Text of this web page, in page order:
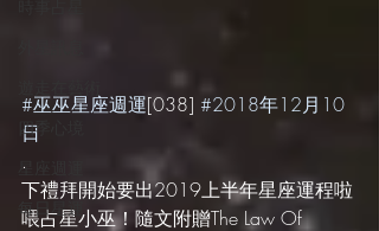
四季心境
星座週運
每日星運
#巫巫星座週運[038] #2018年12月10
日
.
下禮拜開始要出2019上半年星座運程啦
喂占星小巫！隨文附贈The Law Of